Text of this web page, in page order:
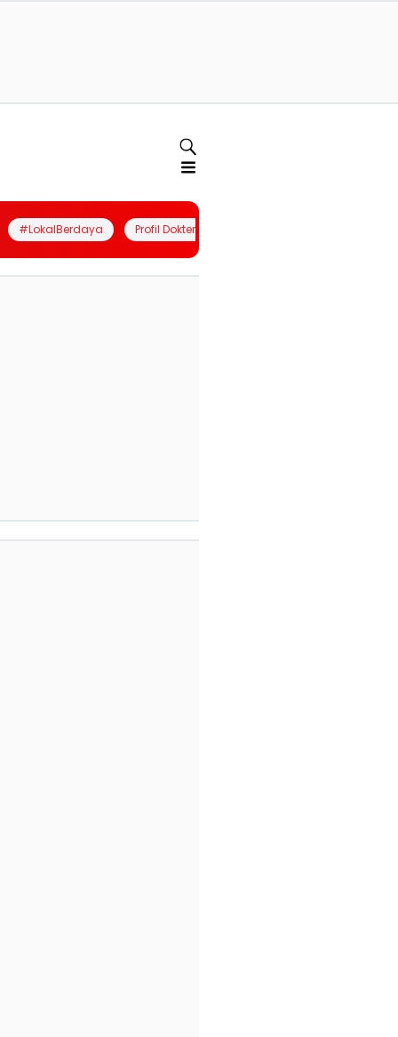
#LokalBerdaya Profil Dokter